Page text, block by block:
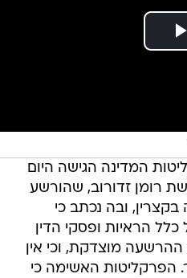
המדינה הגישה היום
רומן זדורוב, שהורשע
ובה נכתב כי
הראיות ופסקי הדין
מוצדקת, וכי אין
הפרקליטות האשימה כי